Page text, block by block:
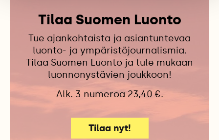
Tilaa Suomen Luonto
Tue ajankohtaista ja asiantuntevaa
luonto- ja ympäristöjournalismia.
Tilaa Suomen Luonto ja tule mukaan
luonnonystävien joukkoon!
Alk. 3 numeroa 23,40 €.
Tilaa nyt!